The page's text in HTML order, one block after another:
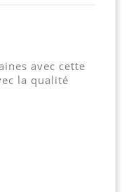
avec cette
la qualité